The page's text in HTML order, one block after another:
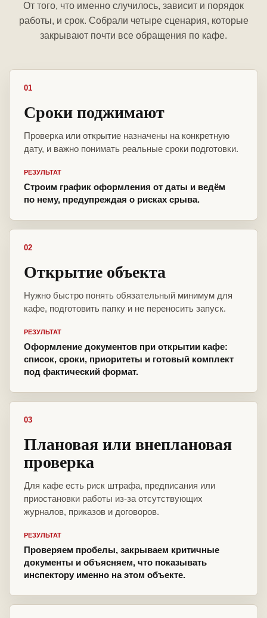
От того, что именно случилось, зависит и порядок
работы, и срок. Собрали четыре сценария, которые
закрывают почти все обращения по кафе.
01
Сроки поджимают
Проверка или открытие назначены на конкретную
дату, и важно понимать реальные сроки подготовки.
РЕЗУЛЬТАТ
Строим график оформления от даты и ведём
по нему, предупреждая о рисках срыва.
02
Открытие объекта
Нужно быстро понять обязательный минимум для
кафе, подготовить папку и не переносить запуск.
РЕЗУЛЬТАТ
Оформление документов при открытии кафе:
список, сроки, приоритеты и готовый комплект
под фактический формат.
03
Плановая или внеплановая
проверка
Для кафе есть риск штрафа, предписания или
приостановки работы из-за отсутствующих
журналов, приказов и договоров.
РЕЗУЛЬТАТ
Проверяем пробелы, закрываем критичные
документы и объясняем, что показывать
инспектору именно на этом объекте.